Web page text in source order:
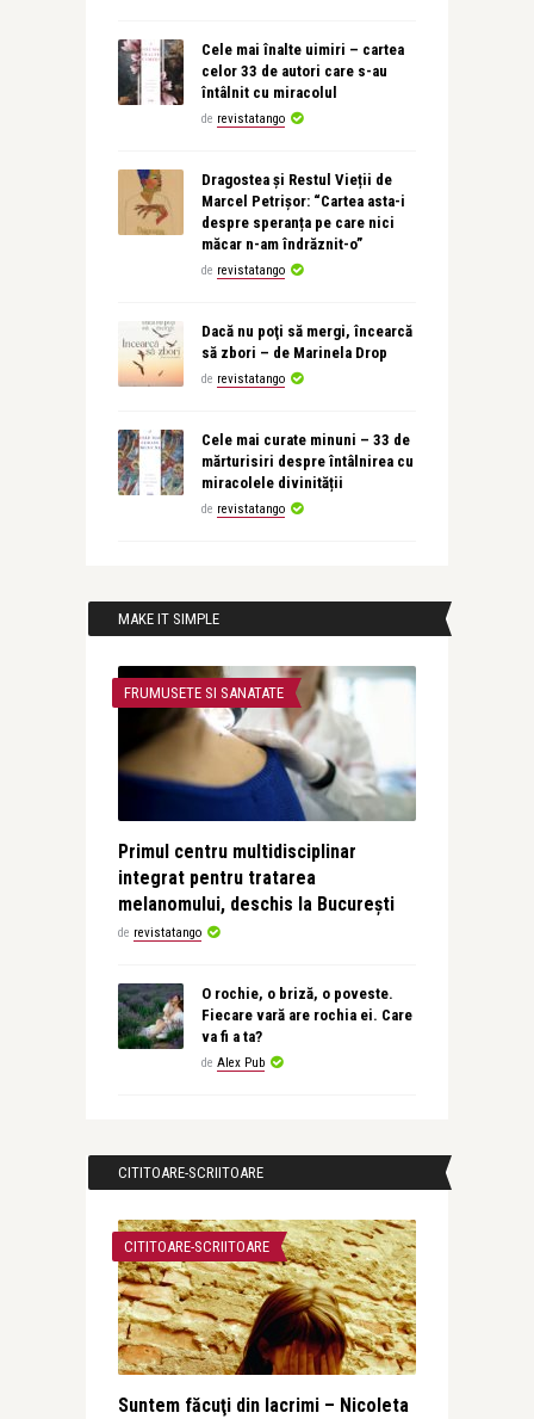
Cele mai înalte uimiri – cartea
celor 33 de autori care s-au
întâlnit cu miracolul
de revistatango
Dragostea și Restul Vieții de
Marcel Petrișor: “Cartea asta-i
despre speranța pe care nici
măcar n-am îndrăznit-o”
de revistatango
Dacă nu poţi să mergi, încearcă
să zbori – de Marinela Drop
de revistatango
Cele mai curate minuni – 33 de
mărturisiri despre întâlnirea cu
miracolele divinității
de revistatango
MAKE IT SIMPLE
FRUMUSETE SI SANATATE
Primul centru multidisciplinar
integrat pentru tratarea
melanomului, deschis la București
de revistatango
O rochie, o briză, o poveste.
Fiecare vară are rochia ei. Care
va fi a ta?
de Alex Pub
CITITOARE-SCRIITOARE
CITITOARE-SCRIITOARE
Suntem făcuţi din lacrimi – Nicoleta